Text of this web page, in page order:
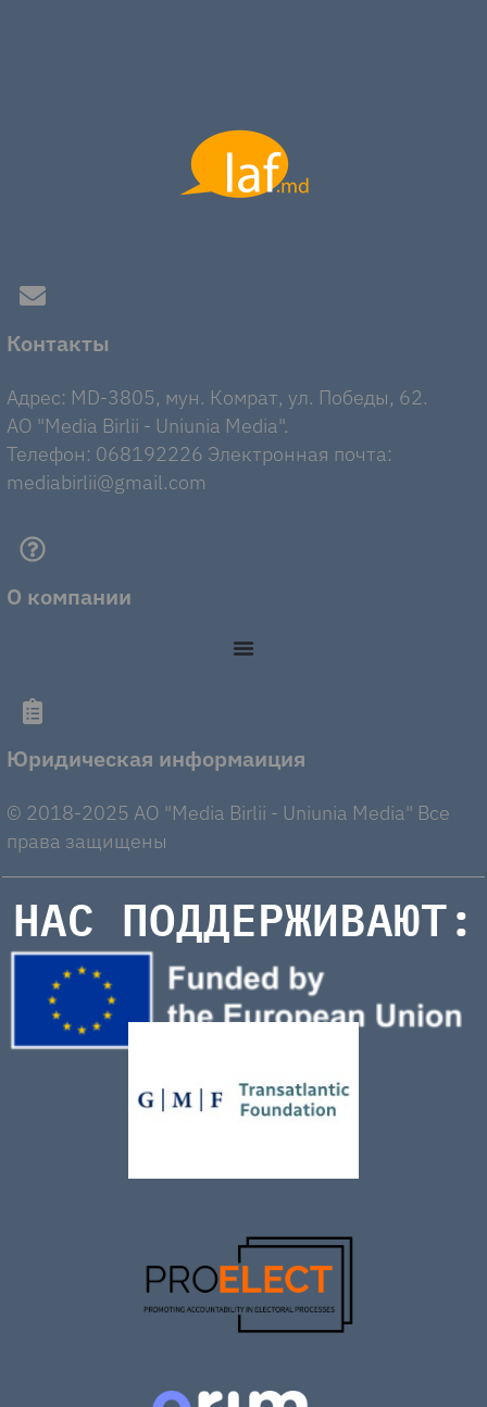
Контакты
Адрес: MD-3805, мун. Комрат, ул. Победы, 62.
AO "Media Birlii - Uniunia Media".
Телефон: 068192226 Электронная почта:
mediabirlii@gmail.com
О компании
Юридическая информаиция
© 2018-2025 AO "Media Birlii - Uniunia Media" Все
права защищены
НАС ПОДДЕРЖИВАЮТ: